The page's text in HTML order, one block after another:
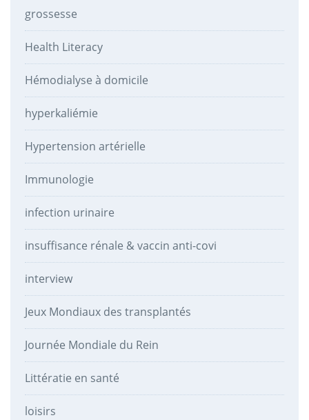
grossesse
Health Literacy
Hémodialyse à domicile
hyperkaliémie
Hypertension artérielle
Immunologie
infection urinaire
insuffisance rénale & vaccin anti-covi
interview
Jeux Mondiaux des transplantés
Journée Mondiale du Rein
Littératie en santé
loisirs